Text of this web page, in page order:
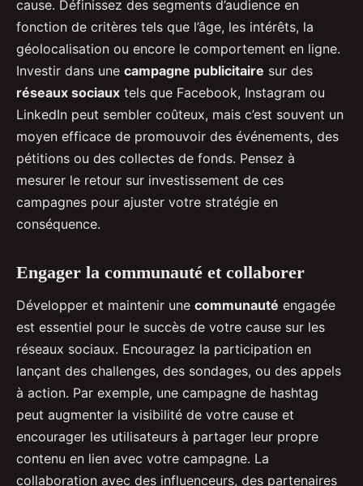
cause. Définissez des segments d’audience en
fonction de critères tels que l’âge, les intérêts, la
géolocalisation ou encore le comportement en ligne.
Investir dans une campagne publicitaire sur des
réseaux sociaux tels que Facebook, Instagram ou
LinkedIn peut sembler coûteux, mais c’est souvent un
moyen efficace de promouvoir des événements, des
pétitions ou des collectes de fonds. Pensez à
mesurer le retour sur investissement de ces
campagnes pour ajuster votre stratégie en
conséquence.
Engager la communauté et collaborer
Développer et maintenir une communauté engagée
est essentiel pour le succès de votre cause sur les
réseaux sociaux. Encouragez la participation en
lançant des challenges, des sondages, ou des appels
à action. Par exemple, une campagne de hashtag
peut augmenter la visibilité de votre cause et
encourager les utilisateurs à partager leur propre
contenu en lien avec votre campagne. La
collaboration avec des influenceurs, des partenaires